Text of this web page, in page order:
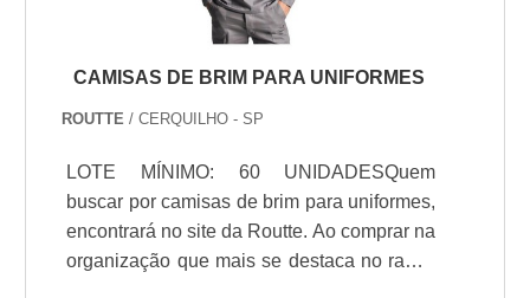
CAMISAS DE BRIM PARA UNIFORMES
ROUTTE/ CERQUILHO - SP
LOTE MÍNIMO: 60 UNIDADESQuem
buscar por camisas de brim para uniformes,
encontrará no site da Routte. Ao comprar na
organização que mais se destaca no ramo,